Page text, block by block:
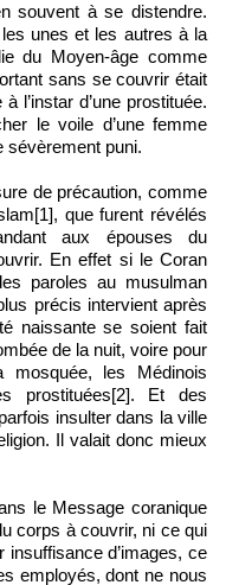
à se distendre.
unes et les autres à la
du Moyen-âge comme
sans se couvrir était
l’instar d’une prostituée.
le voile d’une femme
sévèrement puni.
de précaution, comme
que furent révélés
aux épouses du
En effet si le Coran
paroles au musulman
précis intervient après
naissante se soient fait
de la nuit, voire pour
les Médinois
prostituées[2]. Et des
insulter dans la ville
Il valait donc mieux
le Message coranique
corps à couvrir, ni ce qui
d’images, ce
employés, dont ne nous